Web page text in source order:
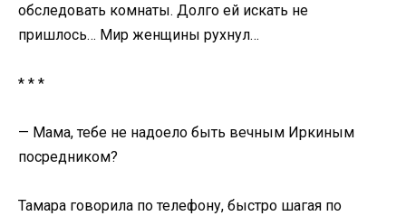
обследовать комнаты. Долго ей искать не
пришлось… Мир женщины рухнул…
* * *
— Мама, тебе не надоело быть вечным Иркиным
посредником?
Тамара говорила по телефону, быстро шагая по